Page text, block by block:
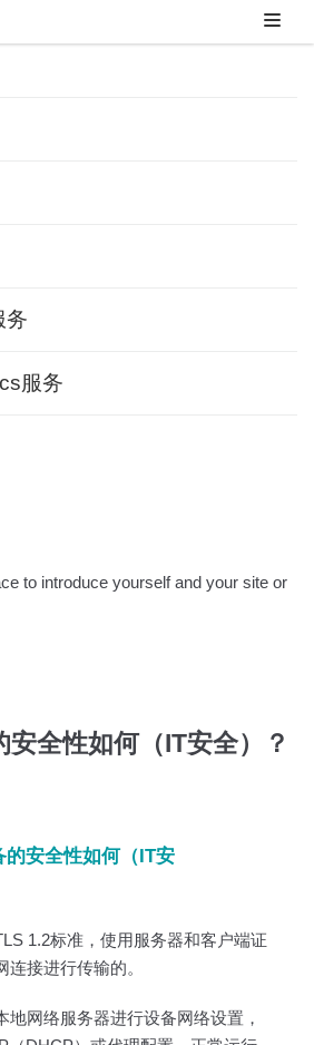
务
服务
to introduce yourself and your site or
安全性如何（IT安全）？
的安全性如何（IT安
1.2标准，使用服务器和客户端证
接进行传输的。
地网络服务器进行设备网络设置，